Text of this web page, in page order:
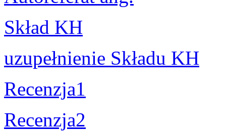
Skład KH
uzupełnienie Składu KH
Recenzja1
Recenzja2